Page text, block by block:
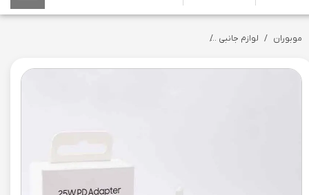
خروج از حساب کاربری
موبوران لوازم جانبی